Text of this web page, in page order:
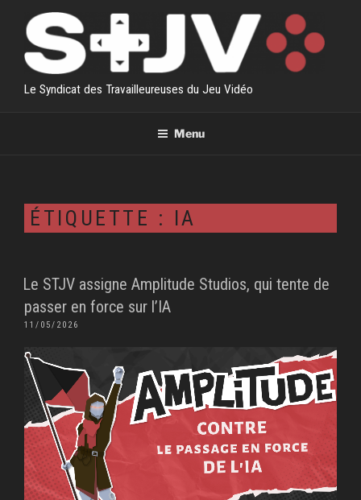
contenu
principal
Le Syndicat des Travailleureuses du Jeu Vidéo
Menu
ÉTIQUETTE : IA
Le STJV assigne Amplitude Studios, qui tente de
passer en force sur l’IA
PUBLIÉ
11/05/2026